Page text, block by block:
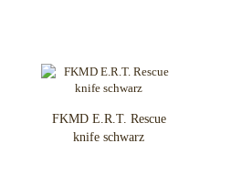
FKMD E.R.T. Rescue
knife schwarz